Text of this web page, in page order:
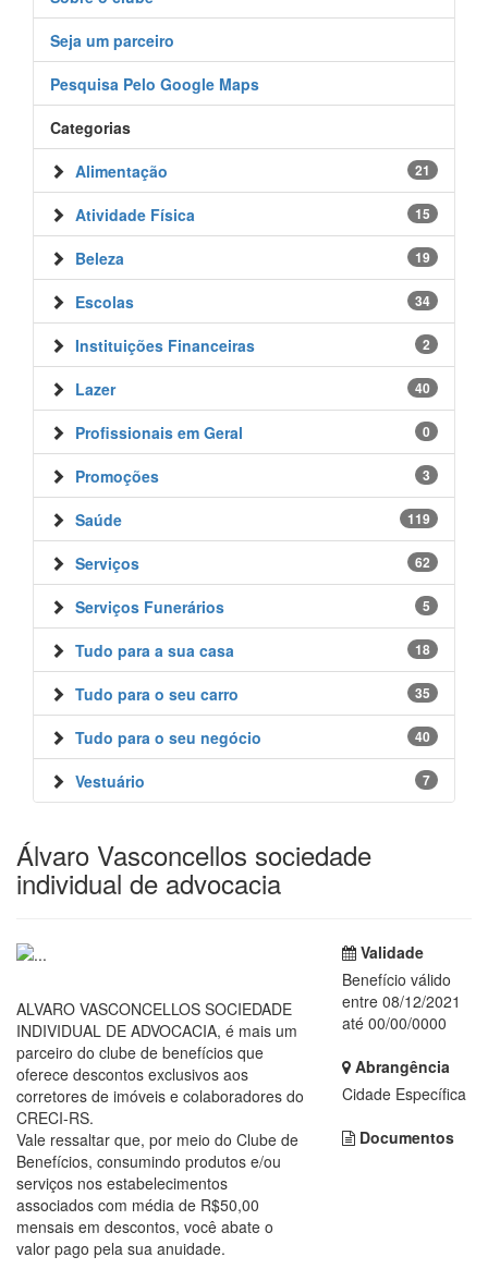
Seja um parceiro
Pesquisa Pelo Google Maps
Categorias
21
Alimentação
15
Atividade Física
19
Beleza
34
Escolas
2
Instituições Financeiras
40
Lazer
0
Profissionais em Geral
3
Promoções
119
Saúde
62
Serviços
5
Serviços Funerários
18
Tudo para a sua casa
35
Tudo para o seu carro
40
Tudo para o seu negócio
7
Vestuário
Álvaro Vasconcellos sociedade
individual de advocacia
ALVARO VASCONCELLOS SOCIEDADE
INDIVIDUAL DE ADVOCACIA, é mais um
parceiro do clube de benefícios que
oferece descontos exclusivos aos
corretores de imóveis e colaboradores do
CRECI-RS.
Vale ressaltar que, por meio do Clube de
Benefícios, consumindo produtos e/ou
serviços nos estabelecimentos
associados com média de R$50,00
mensais em descontos, você abate o
valor pago pela sua anuidade.
Validade
Benefício válido
entre 08/12/2021
até 00/00/0000
Abrangência
Cidade Específica
Documentos